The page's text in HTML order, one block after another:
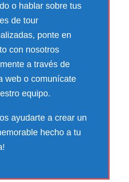
o hablar sobre tus
de tour
ponte en
con nosotros
a través de
web o comunícate
equipo.
ayudarte a crear un
hecho a tu